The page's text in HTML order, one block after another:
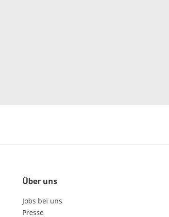
Über uns
Jobs bei uns
Presse